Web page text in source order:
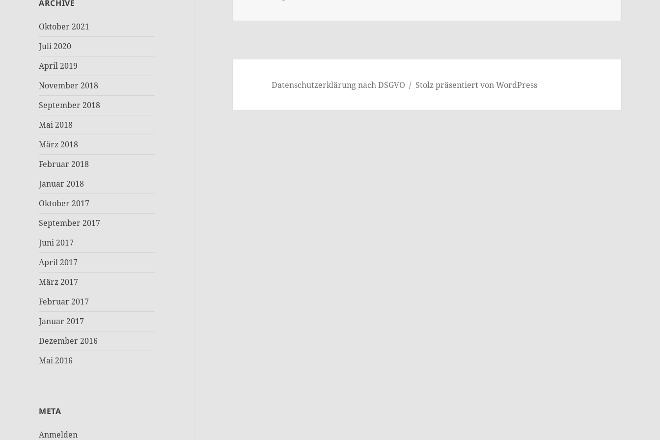
ARCHIVE
Oktober 2021
Juli 2020
April 2019
November 2018
September 2018
Mai 2018
März 2018
Februar 2018
Januar 2018
Oktober 2017
September 2017
Juni 2017
April 2017
März 2017
Februar 2017
Januar 2017
Dezember 2016
Mai 2016
META
Anmelden
Datenschutzerklärung nach DSGVO Stolz präsentiert von WordPress